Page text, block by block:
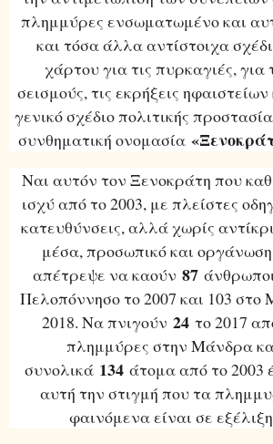
πλημμύρες ενσωματωμένο και
και τόσα άλλα αντίστοιχα
χάρτου για τις πυρκαγιές, για
σεισμούς, τις εκρήξεις
γενικό σχέδιο πολιτικής
συνθηματική ονομασία
Ναι αυτόν τον Ξενοκράτη που
ισχύ από το 2003, με πλείστες
κατευθύνσεις, αλλά χωρίς
μέσα, προσωπικό και
απέτρεψε να καούν 87
Πελοπόννησο το 2007 και 103 στο
2018. Να πνιγούν 24 το 2017
πλημμύρες στην Μάνδρα
συνολικά 134 άτομα από το 2003
αυτή την στιγμή που τα
φαινόμενα είναι σε